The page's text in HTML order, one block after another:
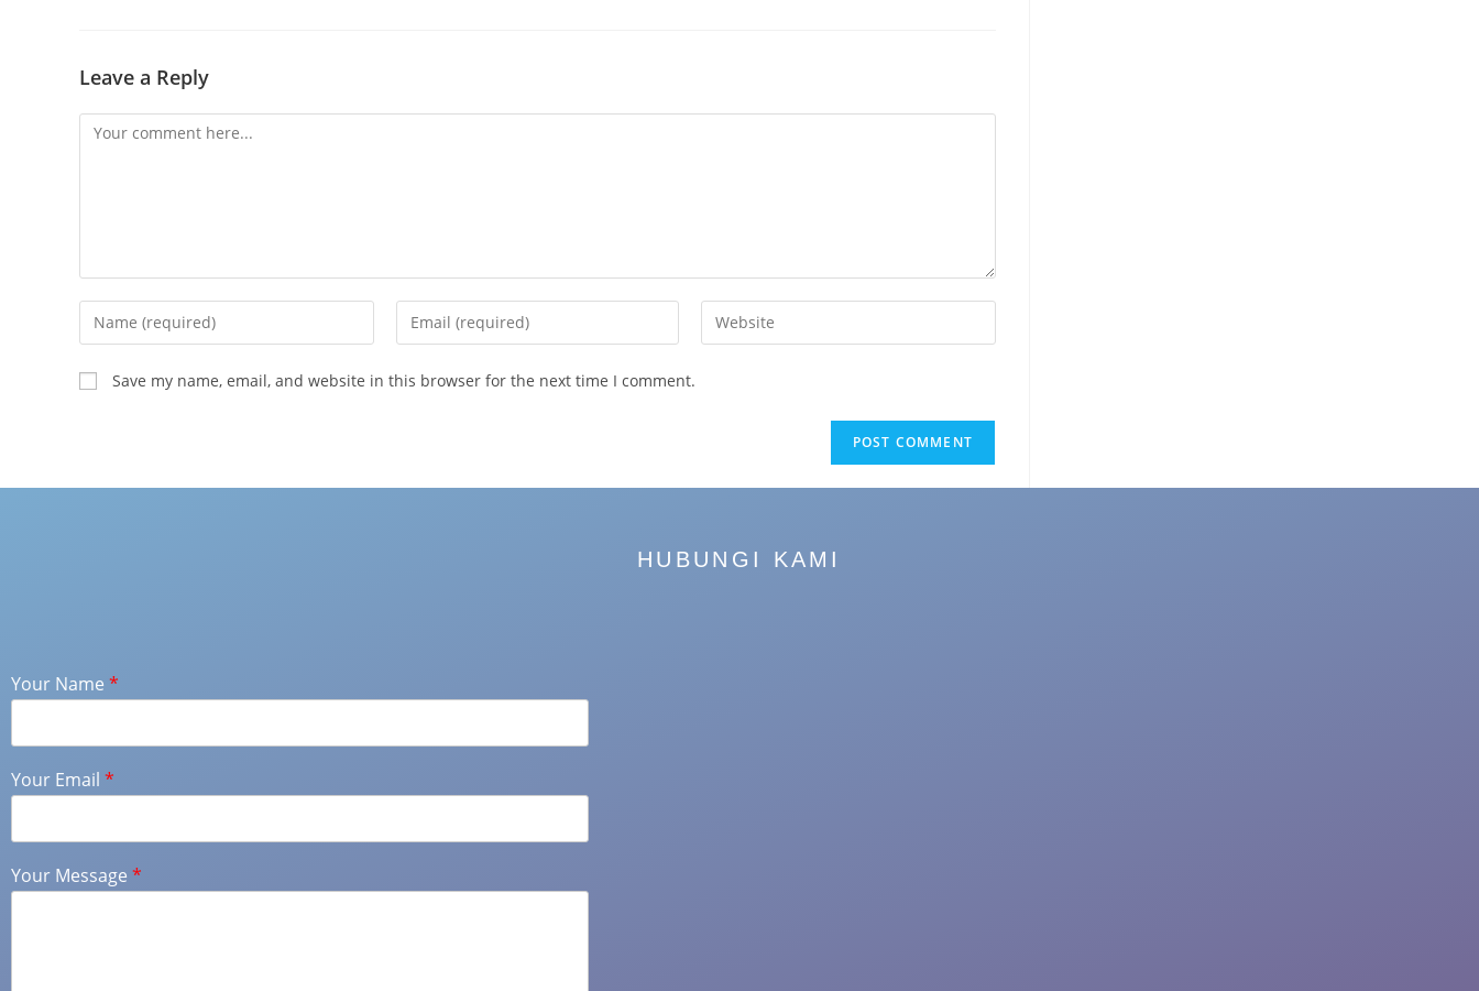
Leave a Reply
Save my name, email, and website in this browser for the next time I comment.
HUBUNGI KAMI
Your Name *
Your Email *
Your Message *